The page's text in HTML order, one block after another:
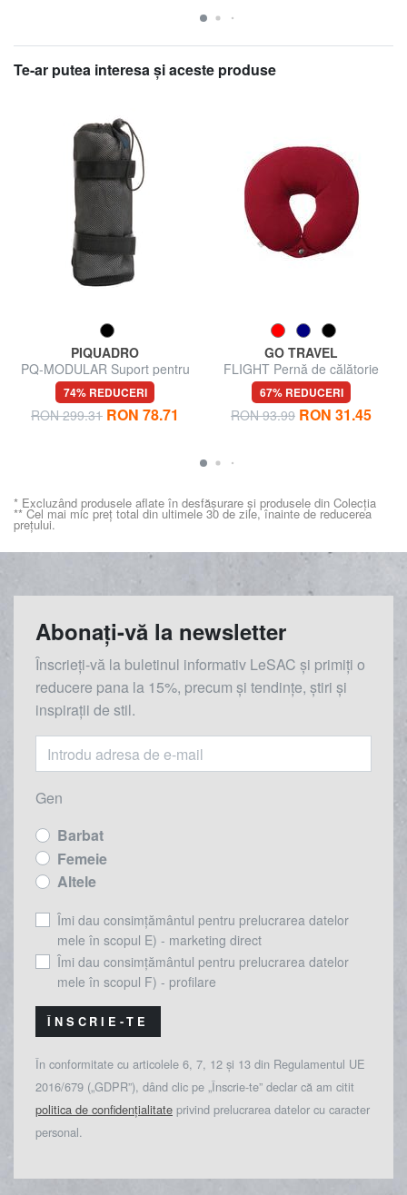
Te-ar putea interesa şi aceste produse
PIQUADRO
PQ-MODULAR Suport pentru
sticle de apă
74% REDUCERI
RON 299.31 RON 78.71
GO TRAVEL
FLIGHT Pernă de călătorie
67% REDUCERI
RON 93.99 RON 31.45
* Excluzând produsele aflate în desfășurare și produsele din Colecția
** Cel mai mic preț total din ultimele 30 de zile, înainte de reducerea
prețului.
Abonați-vă la newsletter
Înscrieți-vă la buletinul informativ LeSAC și primiți o
reducere pana la 15%, precum și tendințe, știri și
inspirații de stil.
Gen
Barbat
Femeie
Altele
Îmi dau consimțământul pentru prelucrarea datelor
mele în scopul E) - marketing direct
Îmi dau consimțământul pentru prelucrarea datelor
mele în scopul F) - profilare
ÎNSCRIE-TE
În conformitate cu articolele 6, 7, 12 și 13 din Regulamentul UE
2016/679 („GDPR”), dând clic pe „Înscrie-te” declar că am citit
politica de confidențialitate privind prelucrarea datelor cu caracter
personal.